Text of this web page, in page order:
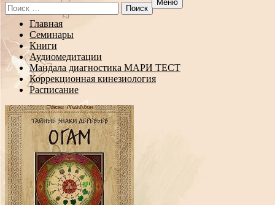
Search
for:
Меню
Перейти
содержанию
Главная
Семинары
Книги
Аудиомедитации
Мандала диагностика МАРИ ТЕСТ
Коррекционная кинезиология
Расписание